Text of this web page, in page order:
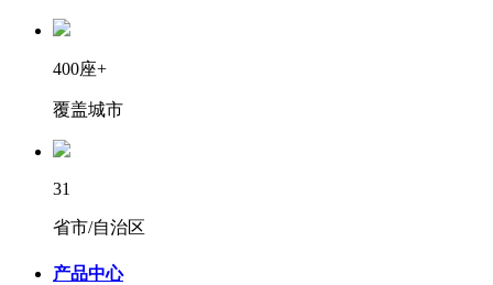
400座+
覆盖城市
31
省市/自治区
产品中心